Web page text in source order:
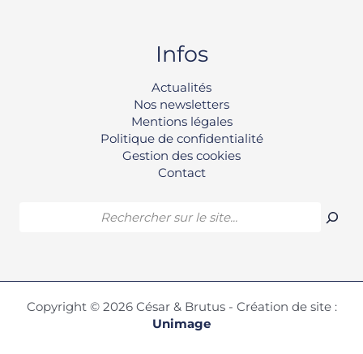
Infos
Actualités
Nos newsletters
Mentions légales
Politique de confidentialité
Gestion des cookies
Contact
Rechercher
Copyright © 2026 César & Brutus - Création de site :
Unimage
TOP 100 de
Agence de
l'année 2025